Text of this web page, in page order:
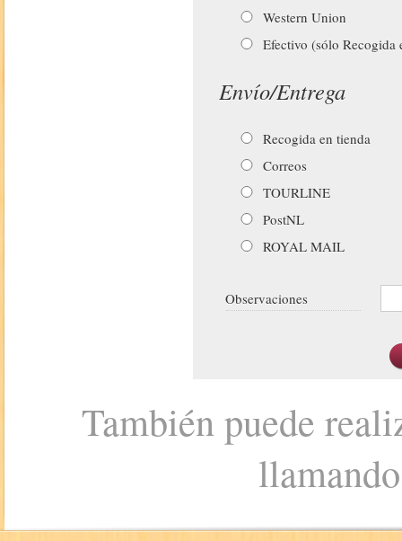
Western Union
Efectivo (sólo Recogida
Envío/Entrega
Recogida en tienda
Correos
TOURLINE
PostNL
ROYAL MAIL
Observaciones
También puede